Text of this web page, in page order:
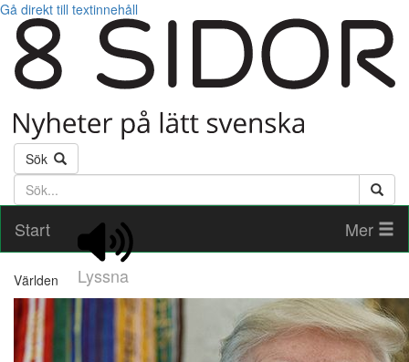
Gå direkt till textinnehåll
Sök
Söktext
Start
Lyssna
Mer
Världen